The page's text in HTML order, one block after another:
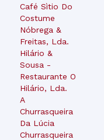
Café Sìtio Do
Costume
Nóbrega &
Freitas, Lda.
Hilário &
Sousa -
Restaurante O
Hilário, Lda.
A
Churrasqueira
Da Lúcia
Churrasqueira